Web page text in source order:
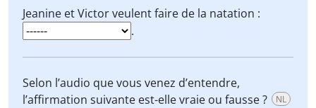
Jeanine et Victor veulent faire de la natation :
.
Selon l’audio que vous venez d’entendre,
l’affirmation suivante est-elle vraie ou fausse ?
NL